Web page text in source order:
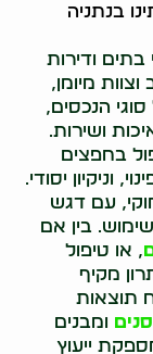
בנתניה
בתים ודירות
מיומן,
הנכסים,
ושירות.
בחפצים
וניקיון יסודי.
עם דגש
בין אם
, או טיפול
מקיף
תוצאות
ומבנים
ייעוץ